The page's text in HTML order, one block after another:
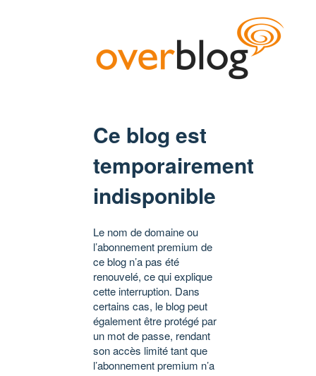
Ce blog est
temporairement
indisponible
Le nom de domaine ou
l’abonnement premium de
ce blog n’a pas été
renouvelé, ce qui explique
cette interruption. Dans
certains cas, le blog peut
également être protégé par
un mot de passe, rendant
son accès limité tant que
l’abonnement premium n’a